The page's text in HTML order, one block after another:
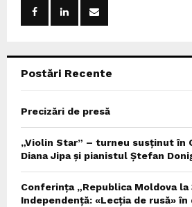
Postări Recente
Precizări de presă
„Violin Star” – turneu susținut în
Diana Jipa și pianistul Ștefan
Conferința „Republica Moldova la
Independență: «Lecția de rusă» în